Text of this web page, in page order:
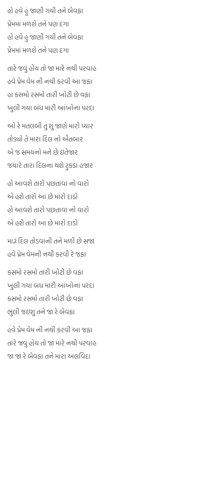
હો હવે હું જાણી ગયી તને બેવફા
પ્રેમમાં મળશે તને પણ દગા
હો હવે હું જાણી ગયી તને બેવફા
પ્રેમમાં મળશે તને પણ દગા
તારે જવું હોય તો જા મારે નથી પરવાહ
હવે પ્રેમ વેમ ની નથી કરવી આ જફા
હા કસમો રસમો તારી ખોટી છે વફા
ખુલી ગયા બંધ મારી આંખોના પરદા
ઓ રે મતલબી તું શું જાણે મારો પ્યાર
તોડ્યો તે મારા દિલ નો ઐતબાર
એ જ સમયનો મને છે ઇંતેજાર
જયારે તારા દિલના થશે ટુકડા હજાર
હો આવશે તારો પછતાવા નો વારો
એ હશે તારો આ છે મારો દાડો
હો આવશે તારો પછતાવા નો વારો
એ હશે તારો આ છે મારો દાડો
મારૂં દિલ તોડવાની તને મળી છે સજા
હવે પ્રેમ વેમની નથી કરવી રે જફા
કસમો રસમો તારી ખોટી છે વફા
ખુલી ગયા બંધ મારી આંખોના પરદા
કસમો રસમો તારી ખોટી છે વફા
ભુલી જઇશુ તને જા રે બેવફા
હવે પ્રેમ વેમ ની નથી કરવી આ જફા
તારે જવું હોય તો જા મારે નથી પરવાહ
જા જા રે બેવફા તને મારા અલવિદા